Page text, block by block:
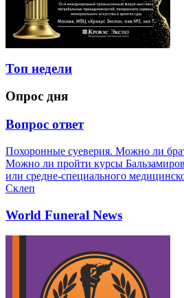
Топ недели
Опрос дня
Вопрос ответ
Похоронные суеверия. Можно ли
Можно ли пройти курсы
или средне-специального
Склеп
World Funeral News